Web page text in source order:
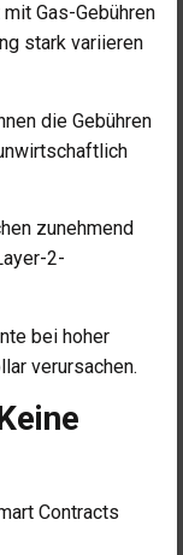
Gas-Gebühren
stark variieren
die Gebühren
zunehmend
2-
bei hoher
verursachen.
Contracts